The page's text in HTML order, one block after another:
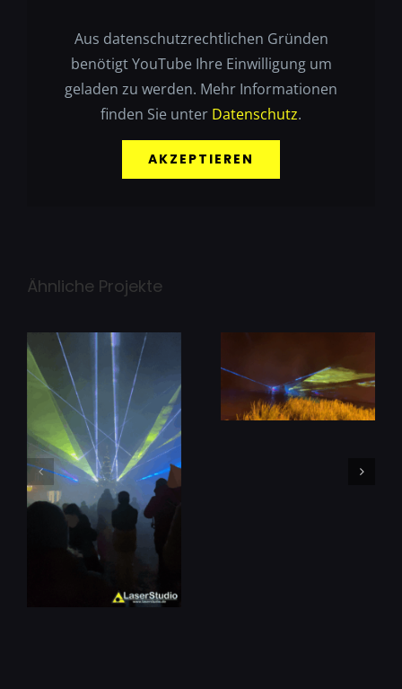
Aus datenschutzrechtlichen Gründen
benötigt YouTube Ihre Einwilligung um
geladen zu werden. Mehr Informationen
finden Sie unter Datenschutz.
AKZEPTIEREN
Ähnliche Projekte